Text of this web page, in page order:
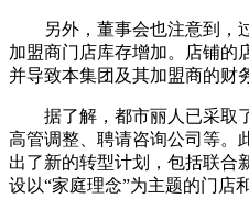
另外，董事会也注意到，
加盟商门店库存增加。店铺的
并导致本集团及其加盟商的财
据了解，都市丽人已采取
高管调整、聘请咨询公司等。
出了新的转型计划，包括联合
设以“家庭理念”为主题的门店